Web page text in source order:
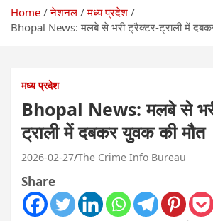
Home नेशनल
मध्य प्रदेश
Bhopal News: मलबे से भरी ट्रैक्टर-ट्राली में
मध्य प्रदेश
Bhopal News: मलबे से
ट्राली में दबकर युवक की मौत
2026-02-27 The Crime Info Bureau
Share